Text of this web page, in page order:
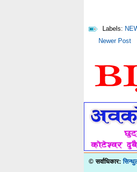
Labels:
Newer Post
© सर्वाधिकार: